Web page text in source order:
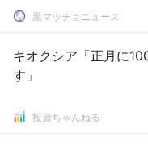
黒マッチョニュース
キオクシア「正月に
す」
投資ちゃんねる